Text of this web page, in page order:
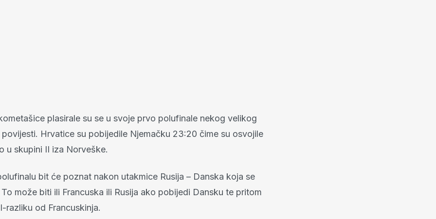
plasirale su se u svoje prvo polufinale nekog velikog
povijesti. Hrvatice su pobijedile Njemačku 23:20 čime su osvojile
u skupini II iza Norveške.
bit će poznat nakon utakmice Rusija – Danska koja se
može biti ili Francuska ili Rusija ako pobijedi Dansku te pritom
razliku od Francuskinja.